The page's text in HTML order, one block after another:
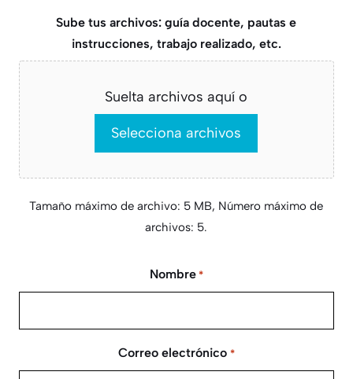
Sube tus archivos: guía docente, pautas e
instrucciones, trabajo realizado, etc.
Suelta archivos aquí o
Selecciona archivos
Tamaño máximo de archivo: 5 MB, Número máximo de
archivos: 5.
Nombre *
Correo electrónico *